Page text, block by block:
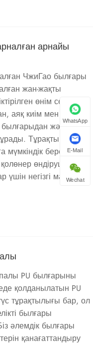
арнайы
ЧжиГао былғары
жан-жақты
өнім сериясы
аяқ киім мен
былғарыдан және
Тұрақты
мүмкіндік беретін
өндірушілері,
негізгі материал
PU былғарыны
қолданылатын PU
тұрақтылығы бар, ол
былғары
әлемдік былғары
қанағаттандыру
WhatsApp
E-Mail
Wechat